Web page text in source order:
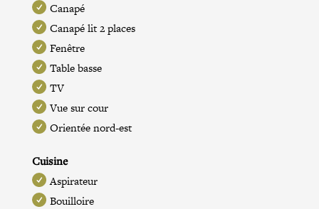
Canapé
Canapé lit 2 places
Fenêtre
Table basse
TV
Vue sur cour
Orientée nord-est
Cuisine
Aspirateur
Bouilloire